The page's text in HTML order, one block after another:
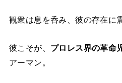
観衆は息を呑み、彼の存在に
彼こそが、 プロレス界の革命
アーマン。